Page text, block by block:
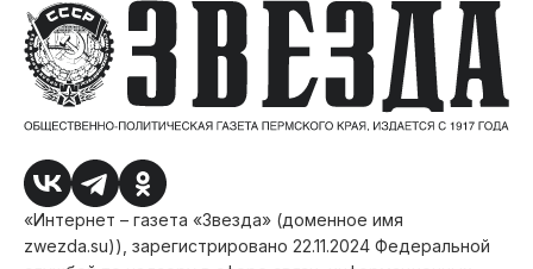
«Интернет – газета «Звезда» (доменное имя
zwezda.su)), зарегистрировано 22.11.2024 Федеральной